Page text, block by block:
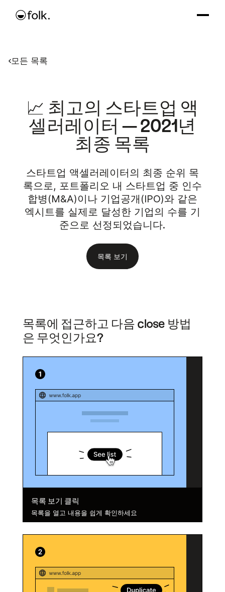
모든 목록
📈 최고의 스타트업 액
셀러레이터 — 2021년
최종 목록
스타트업 액셀러레이터의 최종 순위 목
록으로, 포트폴리오 내 스타트업 중 인수
합병(M&A)이나 기업공개(IPO)와 같은
엑시트를 실제로 달성한 기업의 수를 기
준으로 선정되었습니다.
목록 보기
목록에 접근하고 다음 close 방법
은 무엇인가요?
목록 보기 클릭
목록을 열고 내용을 쉽게 확인하세요